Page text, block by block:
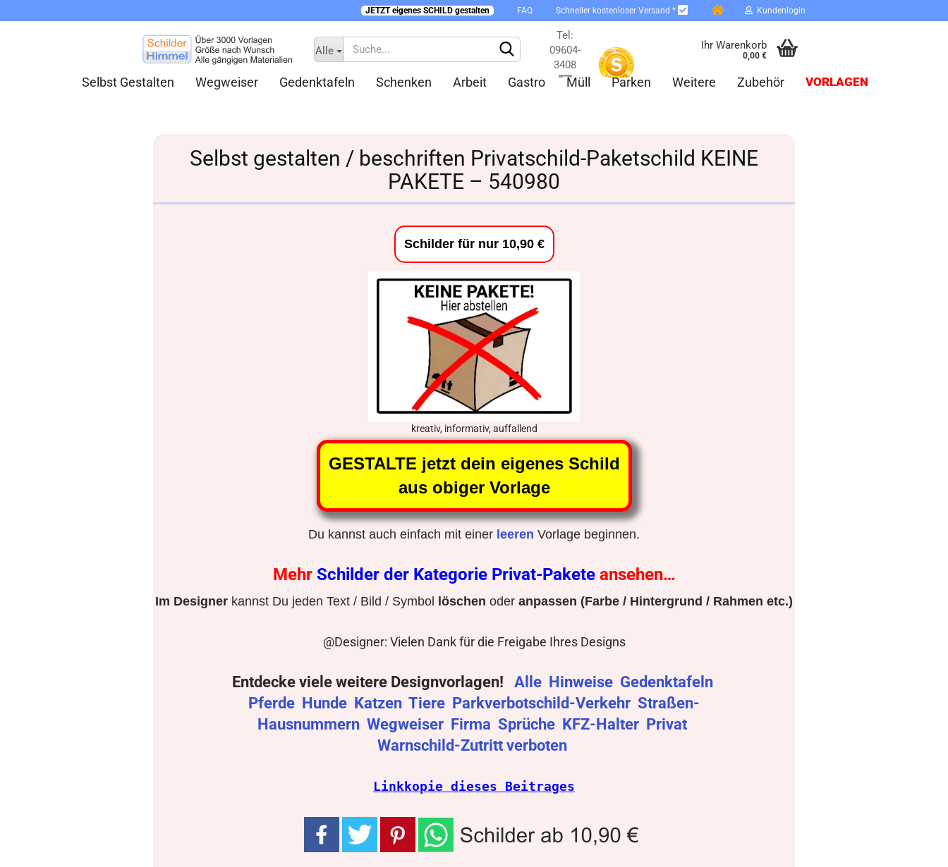
JETZT eigenes SCHILD gestalten FAQ Schneller kostenloser Versand * Kundenlogin
Konto erstellen
Alle
Tel:
09604-
3408
Ihr Warenkorb
0,00 €
Selbst Gestalten Wegweiser Gedenktafeln Schenken Arbeit Gastro Müll Parken Weitere Zubehör VORLAGEN
Selbst gestalten / beschriften Privatschild-Paketschild KEINE
PAKETE – 540980
Schilder für nur 10,90 €
kreativ, informativ, auffallend
GESTALTE jetzt dein eigenes Schild
aus obiger Vorlage
Du kannst auch einfach mit einer leeren Vorlage beginnen.
Mehr Schilder der Kategorie Privat-Pakete ansehen…
Im Designer kannst Du jeden Text / Bild / Symbol löschen oder anpassen (Farbe / Hintergrund / Rahmen etc.)
@Designer: Vielen Dank für die Freigabe Ihres Designs
Entdecke viele weitere Designvorlagen! Alle Hinweise Gedenktafeln
Pferde Hunde Katzen Tiere Parkverbotschild-Verkehr Straßen-
Hausnummern Wegweiser Firma Sprüche KFZ-Halter Privat
Warnschild-Zutritt verboten
Linkkopie dieses Beitrages